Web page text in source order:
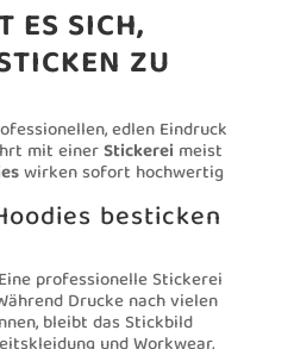
ES SICH,
ZU
edlen Eindruck
mit einerStickerei meist
wirken sofort hochwertig
besticken
Eine professionelle Stickerei
Drucke nach vielen
bleibt das Stickbild